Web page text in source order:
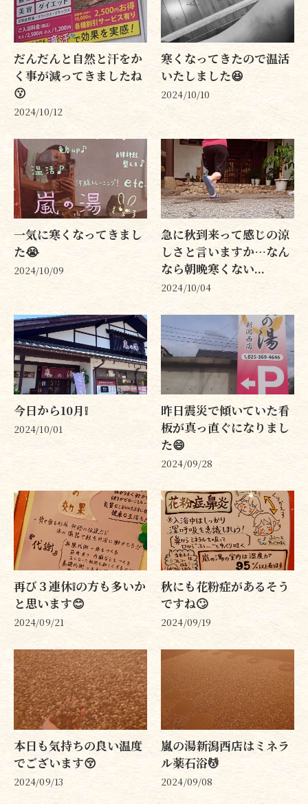
だんだんと自然と汗をか
く事が減ってきましたね
😗
2024/10/12
寒くなってきたので温活
いたしました😆
2024/10/10
一気に寒くなってきまし
た😭
2024/10/09
急に秋到来って感じの涼
しさと言いますか…なん
なら朝晩寒くない...
2024/10/04
今日から10月❕️
2024/10/01
昨日震災で傾いていた看
板が真っ直ぐになりまし
た😄
2024/09/28
再び３連休❕️の方も多いか
と思います😊
2024/09/21
秋にも花粉症があるそう
ですね🙄
2024/09/19
本日も気持ちの良い温度
でございます😚
2024/09/13
嵐の湯新潟西店はミネラ
ル薬石浴💆
2024/09/08